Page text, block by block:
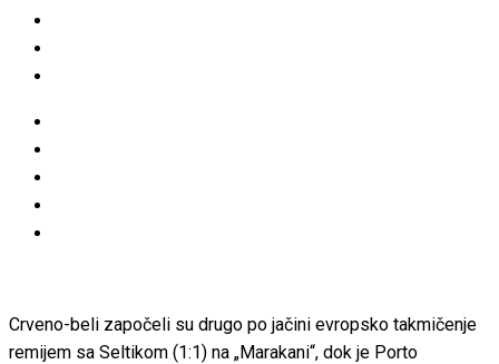
Crveno-beli započeli su drugo po jačini evropsko takmičenje
remijem sa Seltikom (1:1) na „Marakani“, dok je Porto